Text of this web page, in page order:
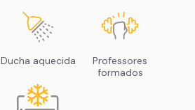
Ducha aquecida
Professores
formados